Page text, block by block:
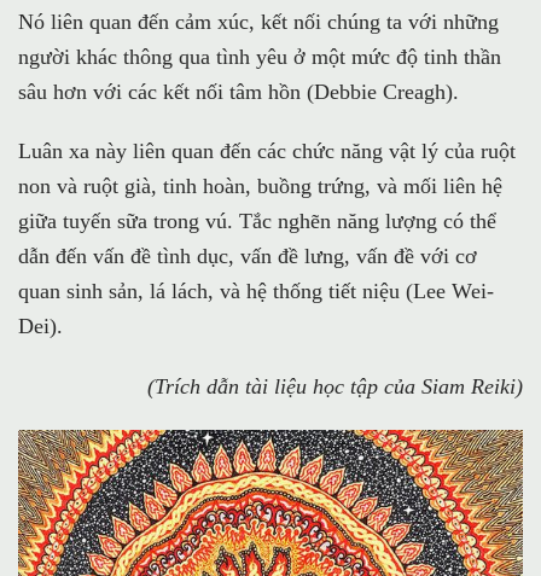
Nó liên quan đến cảm xúc, kết nối chúng ta với những
người khác thông qua tình yêu ở một mức độ tinh thần
sâu hơn với các kết nối tâm hồn (Debbie Creagh).
Luân xa này liên quan đến các chức năng vật lý của ruột
non và ruột già, tinh hoàn, buồng trứng, và mối liên hệ
giữa tuyến sữa trong vú. Tắc nghẽn năng lượng có thể
dẫn đến vấn đề tình dục, vấn đề lưng, vấn đề với cơ
quan sinh sản, lá lách, và hệ thống tiết niệu (Lee Wei-
Dei).
(Trích dẫn tài liệu học tập của Siam Reiki)